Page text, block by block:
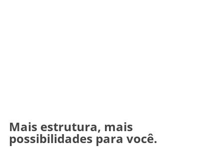
Mais estrutura, mais
possibilidades para você.